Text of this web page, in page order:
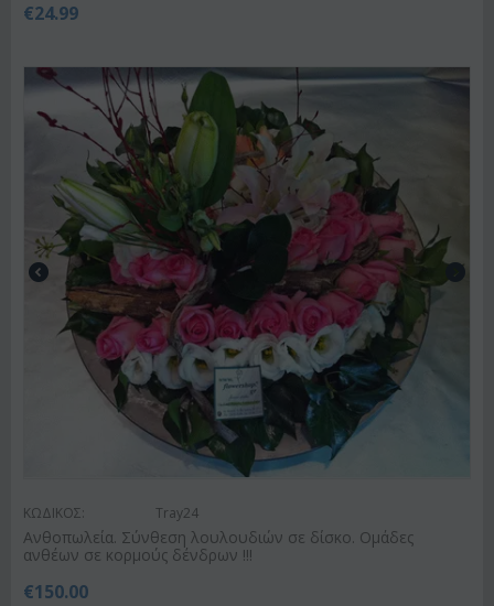
€24.99
ΚΩΔΙΚΟΣ: Tray24
Ανθοπωλεία. Σύνθεση λουλουδιών σε δίσκο. Ομάδες
ανθέων σε κορμούς δένδρων !!!
€150.00